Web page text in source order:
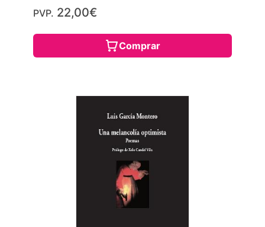
PVP. 22,00€
Comprar